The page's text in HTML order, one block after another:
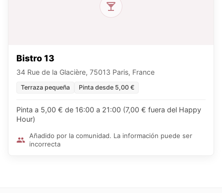
Bistro 13
34 Rue de la Glacière, 75013 Paris, France
Terraza pequeña Pinta desde 5,00 €
Pinta a 5,00 € de 16:00 a 21:00 (7,00 € fuera del Happy
Hour)
Añadido por la comunidad. La información puede ser
incorrecta